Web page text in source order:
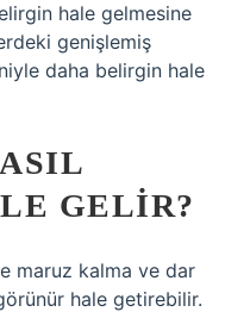
hale gelmesine
genişlemiş
daha belirgin hale
GELIR?
maruz kalma ve dar
hale getirebilir.